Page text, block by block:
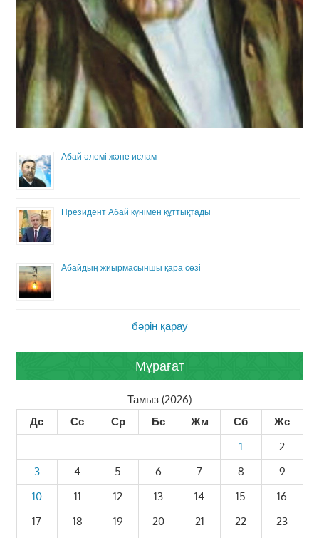
Абай әлемі және ислам
Президент Абай күнімен құттықтады
Абайдың жиырмасыншы қара сөзі
бәрін қарау
Мұрағат
Тамыз (2026)
Дс
Сс Ср Бс Жм Сб
Жс
1
2
3
4 5 6 7 8
9
10
11 12 13 14 15
16
17
18 19 20 21 22
23